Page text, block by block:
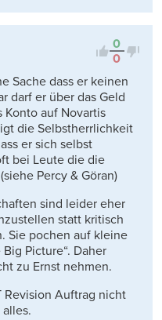
0
0
Sache dass er keinen
darf er über das Geld
auf Novartis
die Selbstherrlichkeit
er sich selbst
bei Leute die die
Percy & Göran)
sind leider eher
statt kritisch
Sie pochen auf kleine
Picture“. Daher
zu Ernst nehmen.
Revision Auftrag nicht